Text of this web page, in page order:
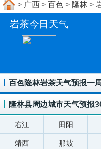
> 广西 > 百色 > 隆林 >
岩茶今日天气
百色隆林岩茶天气预报一
隆林县周边城市天气预报
右江 田阳
靖西 那坡